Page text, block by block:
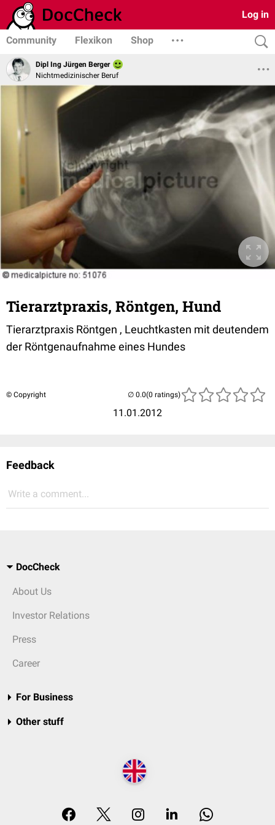
Log in
Community Flexikon Shop
Dipl Ing Jürgen Berger
Nichtmedizinischer Beruf
Tierarztpraxis, Röntgen, Hund
Tierarztpraxis Röntgen , Leuchtkasten mit deutendem
der Röntgenaufnahme eines Hundes
© Copyright
11.01.2012
(0 ratings)
Feedback
Write a comment...
DocCheck
About Us
Investor Relations
Press
Career
For Business
Other stuff